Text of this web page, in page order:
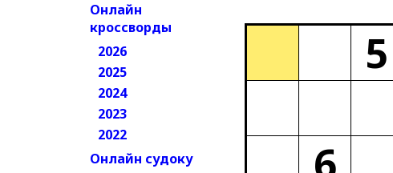
Онлайн
кроссворды
2026
2025
2024
2023
2022
Онлайн судоку
5